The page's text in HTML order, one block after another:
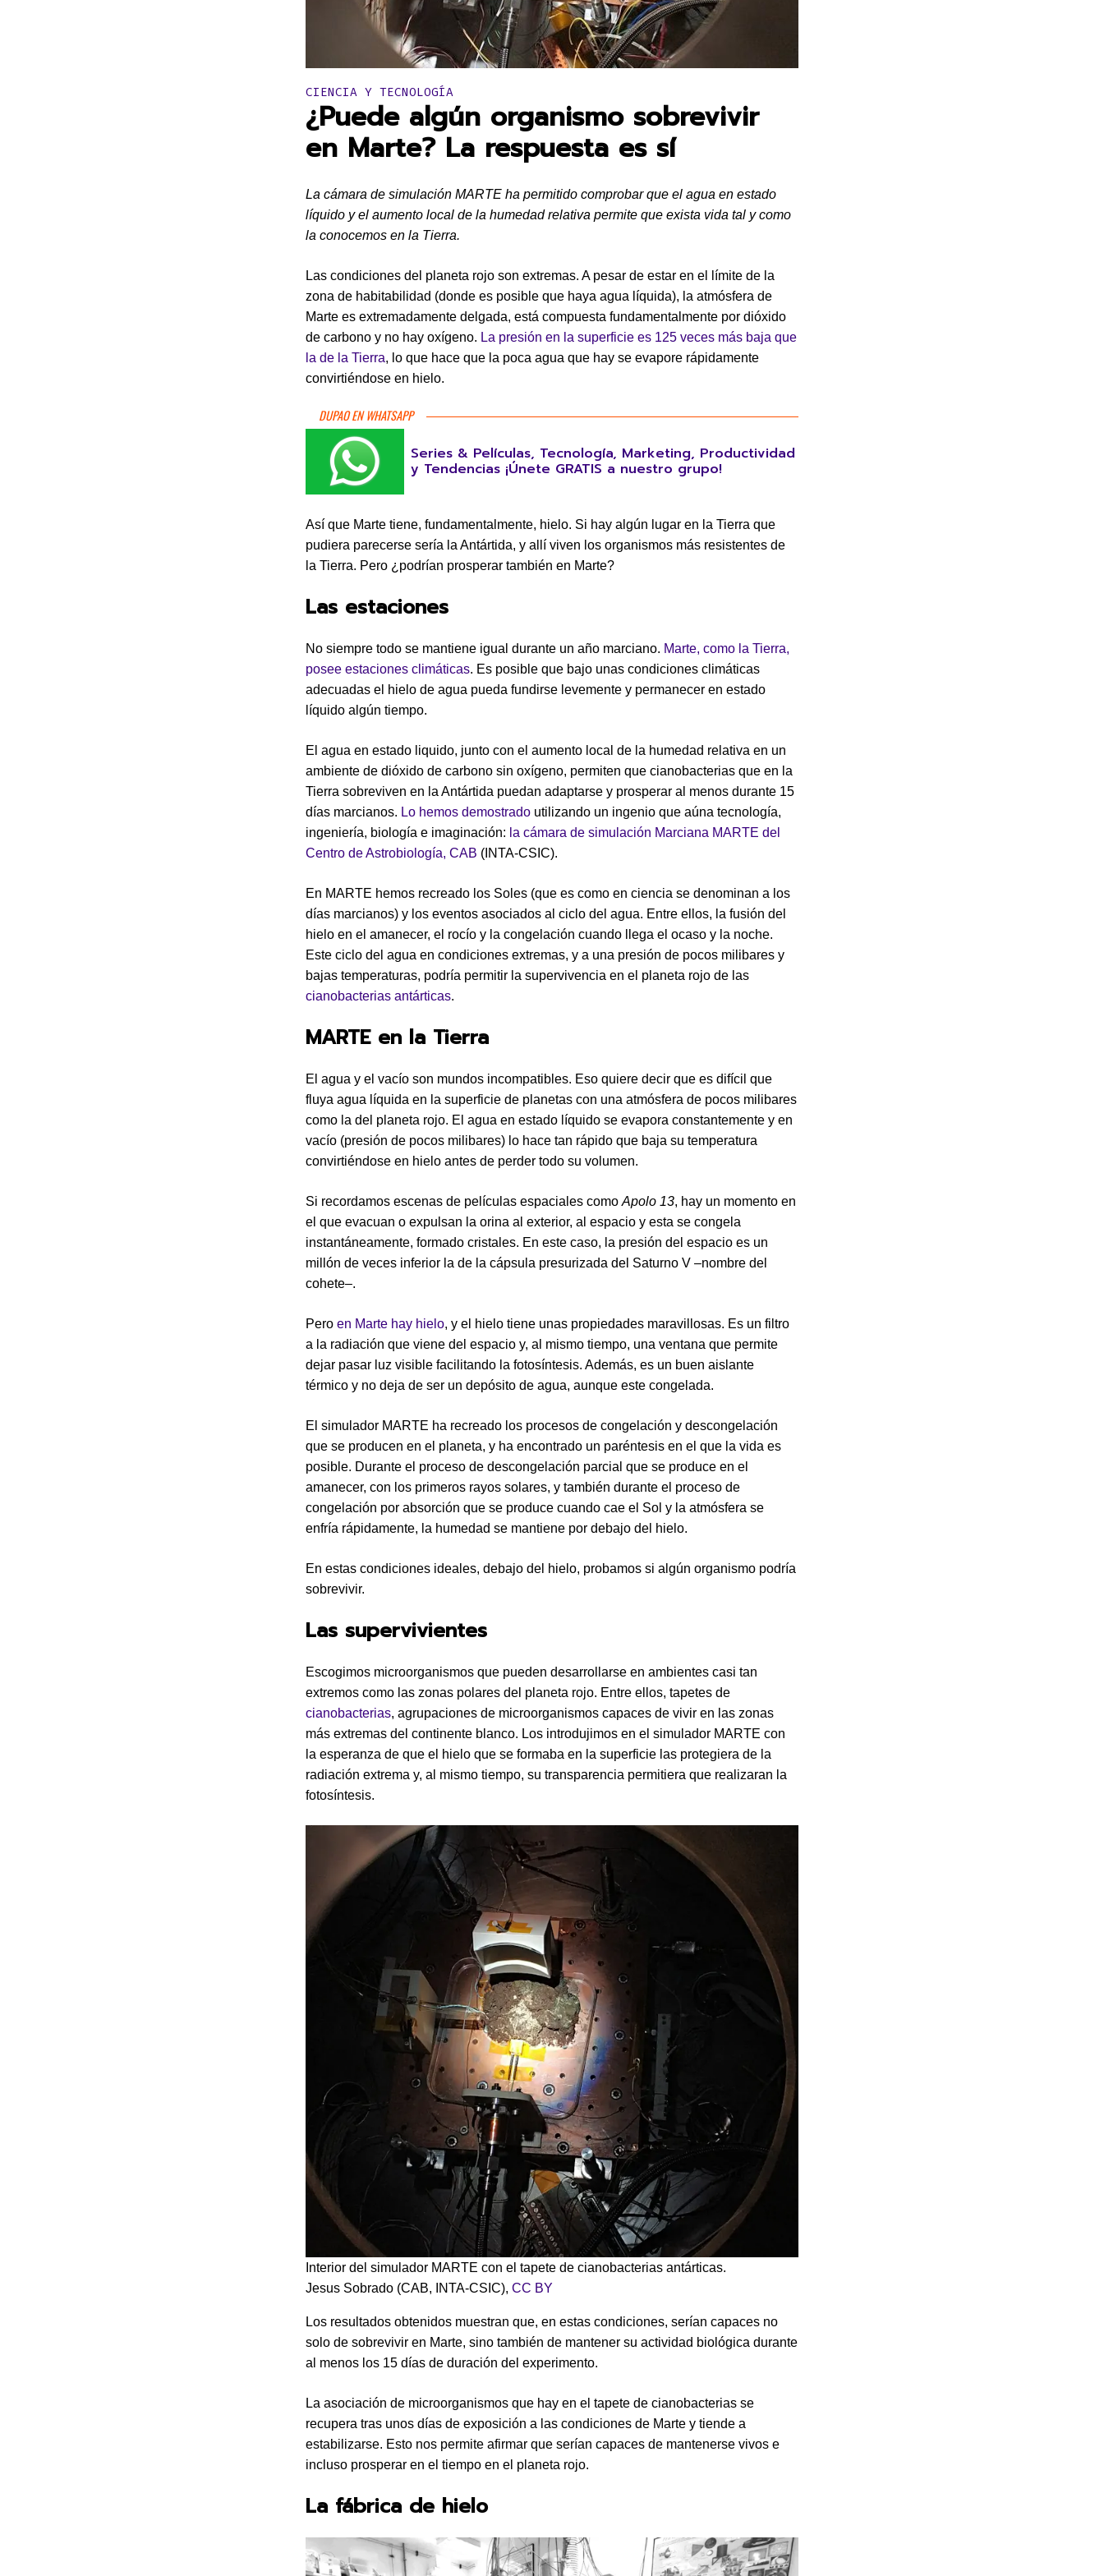
Publicado en:
CIENCIA Y TECNOLOGÍA
¿Puede algún organismo sobrevivir
en Marte? La respuesta es sí
La cámara de simulación MARTE ha permitido comprobar que el agua en estado
líquido y el aumento local de la humedad relativa permite que exista vida tal y como
la conocemos en la Tierra.
Las condiciones del planeta rojo son extremas. A pesar de estar en el límite de la
zona de habitabilidad (donde es posible que haya agua líquida), la atmósfera de
Marte es extremadamente delgada, está compuesta fundamentalmente por dióxido
de carbono y no hay oxígeno. La presión en la superficie es 125 veces más baja que
la de la Tierra, lo que hace que la poca agua que hay se evapore rápidamente
convirtiéndose en hielo.
DUPAO EN WHATSAPP
Series & Películas, Tecnología, Marketing, Productividad
y Tendencias ¡Únete GRATIS a nuestro grupo!
Así que Marte tiene, fundamentalmente, hielo. Si hay algún lugar en la Tierra que
pudiera parecerse sería la Antártida, y allí viven los organismos más resistentes de
la Tierra. Pero ¿podrían prosperar también en Marte?
Las estaciones
No siempre todo se mantiene igual durante un año marciano. Marte, como la Tierra,
posee estaciones climáticas. Es posible que bajo unas condiciones climáticas
adecuadas el hielo de agua pueda fundirse levemente y permanecer en estado
líquido algún tiempo.
El agua en estado liquido, junto con el aumento local de la humedad relativa en un
ambiente de dióxido de carbono sin oxígeno, permiten que cianobacterias que en la
Tierra sobreviven en la Antártida puedan adaptarse y prosperar al menos durante 15
días marcianos. Lo hemos demostrado utilizando un ingenio que aúna tecnología,
ingeniería, biología e imaginación: la cámara de simulación Marciana MARTE del
Centro de Astrobiología, CAB (INTA-CSIC).
En MARTE hemos recreado los Soles (que es como en ciencia se denominan a los
días marcianos) y los eventos asociados al ciclo del agua. Entre ellos, la fusión del
hielo en el amanecer, el rocío y la congelación cuando llega el ocaso y la noche.
Este ciclo del agua en condiciones extremas, y a una presión de pocos milibares y
bajas temperaturas, podría permitir la supervivencia en el planeta rojo de las
cianobacterias antárticas.
MARTE en la Tierra
El agua y el vacío son mundos incompatibles. Eso quiere decir que es difícil que
fluya agua líquida en la superficie de planetas con una atmósfera de pocos milibares
como la del planeta rojo. El agua en estado líquido se evapora constantemente y en
vacío (presión de pocos milibares) lo hace tan rápido que baja su temperatura
convirtiéndose en hielo antes de perder todo su volumen.
Si recordamos escenas de películas espaciales como Apolo 13, hay un momento en
el que evacuan o expulsan la orina al exterior, al espacio y esta se congela
instantáneamente, formado cristales. En este caso, la presión del espacio es un
millón de veces inferior la de la cápsula presurizada del Saturno V –nombre del
cohete–.
Pero en Marte hay hielo, y el hielo tiene unas propiedades maravillosas. Es un filtro
a la radiación que viene del espacio y, al mismo tiempo, una ventana que permite
dejar pasar luz visible facilitando la fotosíntesis. Además, es un buen aislante
térmico y no deja de ser un depósito de agua, aunque este congelada.
El simulador MARTE ha recreado los procesos de congelación y descongelación
que se producen en el planeta, y ha encontrado un paréntesis en el que la vida es
posible. Durante el proceso de descongelación parcial que se produce en el
amanecer, con los primeros rayos solares, y también durante el proceso de
congelación por absorción que se produce cuando cae el Sol y la atmósfera se
enfría rápidamente, la humedad se mantiene por debajo del hielo.
En estas condiciones ideales, debajo del hielo, probamos si algún organismo podría
sobrevivir.
Las supervivientes
Escogimos microorganismos que pueden desarrollarse en ambientes casi tan
extremos como las zonas polares del planeta rojo. Entre ellos, tapetes de
cianobacterias, agrupaciones de microorganismos capaces de vivir en las zonas
más extremas del continente blanco. Los introdujimos en el simulador MARTE con
la esperanza de que el hielo que se formaba en la superficie las protegiera de la
radiación extrema y, al mismo tiempo, su transparencia permitiera que realizaran la
fotosíntesis.
Interior del simulador MARTE con el tapete de cianobacterias antárticas.
Jesus Sobrado (CAB, INTA-CSIC), CC BY
Los resultados obtenidos muestran que, en estas condiciones, serían capaces no
solo de sobrevivir en Marte, sino también de mantener su actividad biológica durante
al menos los 15 días de duración del experimento.
La asociación de microorganismos que hay en el tapete de cianobacterias se
recupera tras unos días de exposición a las condiciones de Marte y tiende a
estabilizarse. Esto nos permite afirmar que serían capaces de mantenerse vivos e
incluso prosperar en el tiempo en el planeta rojo.
La fábrica de hielo